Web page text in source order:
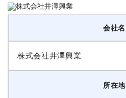
会社名
株式会社井澤興業
所在地